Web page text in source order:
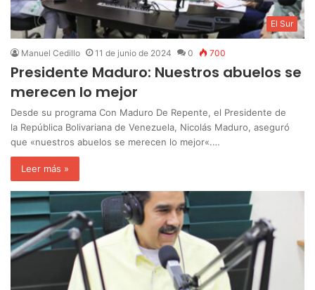
El Sur
Manuel Cedillo 11 de junio de 2024 0 700
Presidente Maduro: Nuestros abuelos se
merecen lo mejor
Desde su programa Con Maduro De Repente, el Presidente de
la República Bolivariana de Venezuela, Nicolás Maduro, aseguró
que «nuestros abuelos se merecen lo mejor«.…
Leer más »